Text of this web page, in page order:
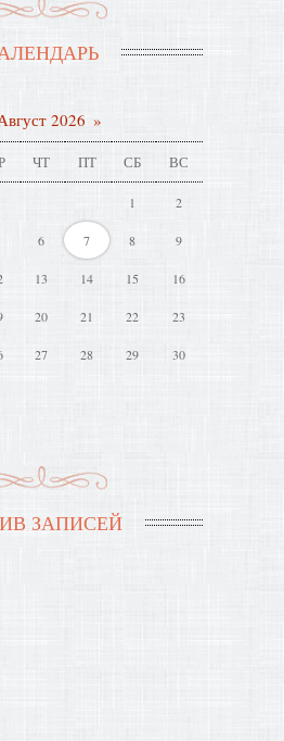
2026 »
ЧТ ПТ СБ ВС
1 2
6 7 8 9
13 14 15 16
20 21 22 23
27 28 29 30
ЗАПИСЕЙ